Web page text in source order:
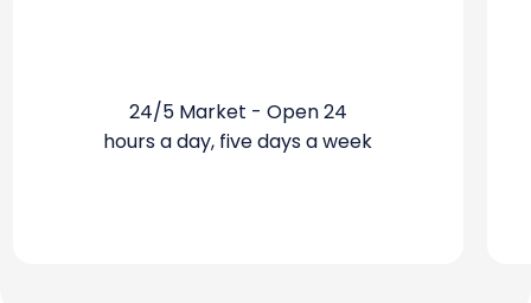
24/5 Market - Open 24
hours a day, five days a week